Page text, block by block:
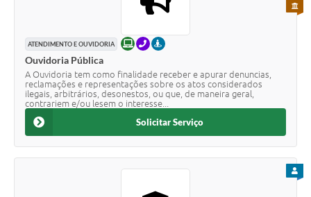
ATENDIMENTO E OUVIDORIA ONLINETELEFONEPRESENCIAL
Ouvidoria Pública
A Ouvidoria tem como finalidade receber e apurar denuncias,
reclamações e representações sobre os atos considerados
ilegais, arbitrários, desonestos, ou que, de maneira geral,
contrariem e/ou lesem o interesse...
PARA
Solicitar Serviço